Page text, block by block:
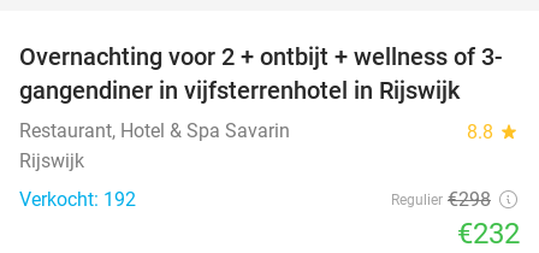
22%
Overnachting voor 2 + ontbijt + wellness of 3-
gangendiner in vijfsterrenhotel in Rijswijk
Restaurant, Hotel & Spa Savarin 8.8 star
Rijswijk
Verkocht: 192
Regulier €298
€232